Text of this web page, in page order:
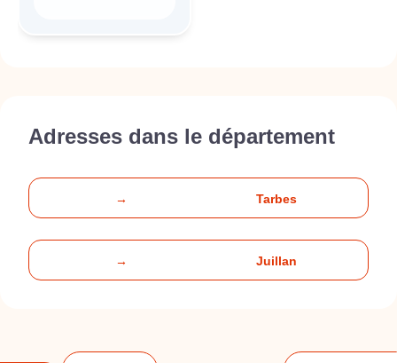
Adresses dans le département
→ Tarbes
→ Juillan